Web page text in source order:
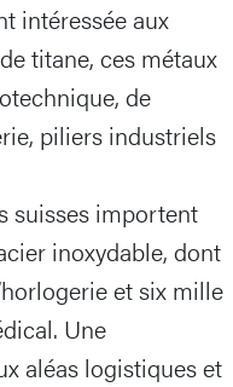
intéressée aux
titane, ces métaux
de
piliers industriels
suisses importent
inoxydable, dont
et six mille
Une
aléas logistiques et